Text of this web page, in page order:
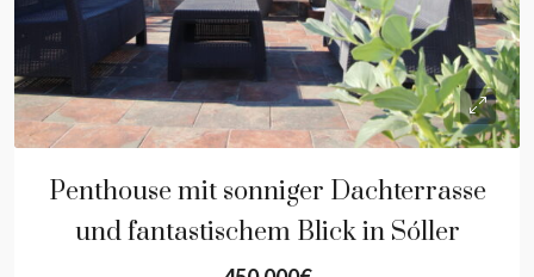
Penthouse mit sonniger Dachterrasse
und fantastischem Blick in Sóller